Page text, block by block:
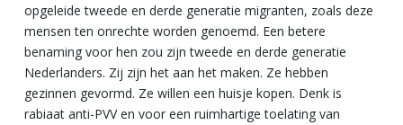
opgeleide tweede en derde generatie migranten, zoals deze
mensen ten onrechte worden genoemd. Een betere
benaming voor hen zou zijn tweede en derde generatie
Nederlanders. Zij zijn het aan het maken. Ze hebben
gezinnen gevormd. Ze willen een huisje kopen. Denk is
rabiaat anti-PVV en voor een ruimhartige toelating van